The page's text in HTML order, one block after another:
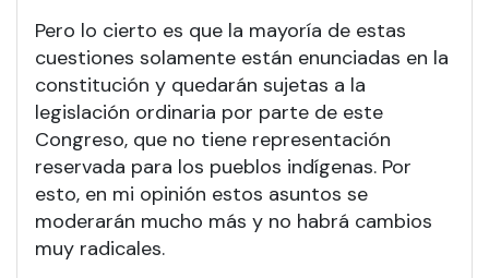
Pero lo cierto es que la mayoría de estas
cuestiones solamente están enunciadas en la
constitución y quedarán sujetas a la
legislación ordinaria por parte de este
Congreso, que no tiene representación
reservada para los pueblos indígenas. Por
esto, en mi opinión estos asuntos se
moderarán mucho más y no habrá cambios
muy radicales.